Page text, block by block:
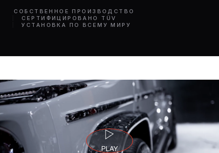
СОБСТВЕННОЕ ПРОИЗВОДСТВО
СЕРТИФИЦИРОВАНО TÜV
УСТАНОВКА ПО ВСЕМУ МИРУ
PLAY